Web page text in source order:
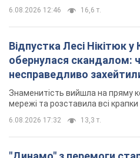
6.08.2026 12:46 16,6 т.
Відпустка Лесі Нікітюк у
обернулася скандалом:
несправедливо
Знаменитість вийшла на пряму
мережі та розставила всі крапки
6.08.2026 17:32 13,3 т.